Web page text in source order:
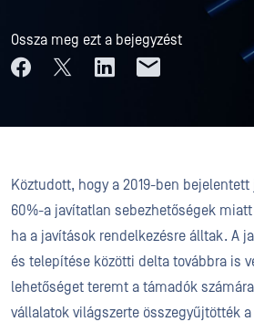
Ossza meg ezt a bejegyzést
Köztudott, hogy a 2019-ben
60%-a javítatlan sebezhetőségek
ha a javítások rendelkezésre álltak. A
és telepítése közötti delta továbbra is
lehetőséget teremt a támadók
vállalatok világszerte összegyűjtötték